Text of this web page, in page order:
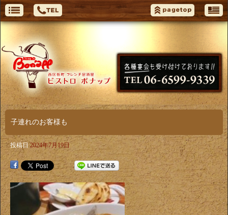
子連れのお客様も
投稿日 2024年7月19日